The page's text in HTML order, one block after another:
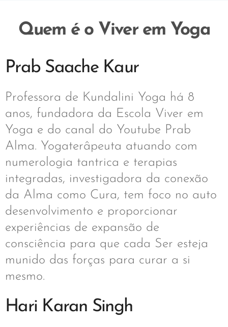
Quem é o Viver em Yoga
Prab Saache Kaur
Professora de Kundalini Yoga há 8
anos, fundadora da Escola Viver em
Yoga e do canal do Youtube Prab
Alma. Yogaterâpeuta atuando com
numerologia tantrica e terapias
integradas, investigadora da conexão
da Alma como Cura, tem foco no auto
desenvolvimento e proporcionar
experiências de expansão de
consciência para que cada Ser esteja
munido das forças para curar a si
mesmo.
Hari Karan Singh